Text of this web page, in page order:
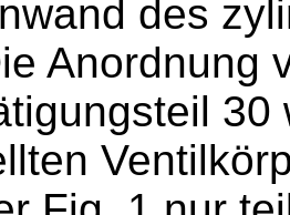
des
Anordnung